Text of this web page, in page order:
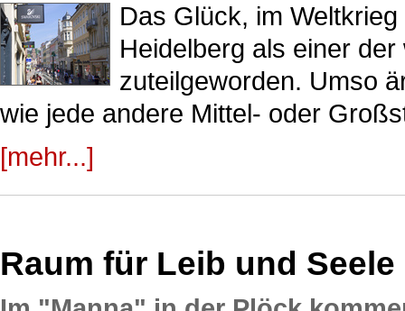
Das Glück, im
Heidelberg als einer
zuteilgeworden. Umso
wie jede andere Mittel- oder
[mehr...]
Raum für Leib und Seele